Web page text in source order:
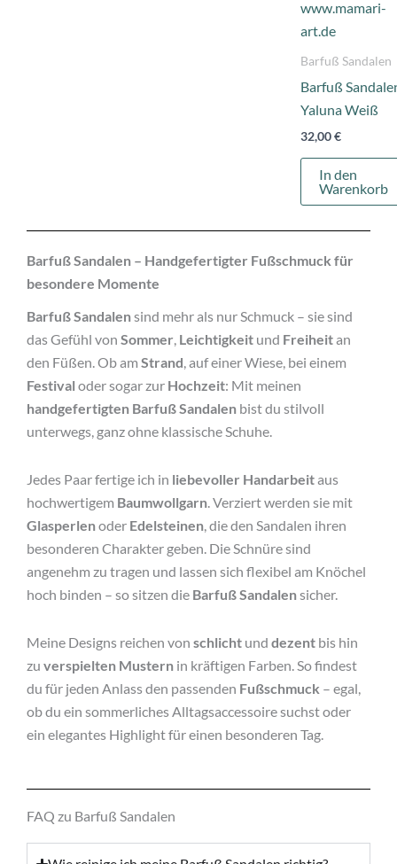
Barfuß Sandalen
Barfuß
Yaluna Weiß
32,00€
In den
Warenkorb
Barfuß Sandalen – Handgefertigter Fußschmuck für
besondere Momente
Barfuß Sandalensind mehr als nur Schmuck – sie sind
das Gefühl von Sommer, Leichtigkeit und Freiheitan
den Füßen. Ob am Strand, auf einer Wiese, bei einem
Festival oder sogar zur Hochzeit: Mit meinen
handgefertigten Barfuß Sandalen bist du stilvoll
unterwegs, ganz ohne klassische Schuhe.
Jedes Paar fertige ich in liebevoller Handarbeitaus
hochwertigem Baumwollgarn. Verziert werden sie mit
Glasperlenoder Edelsteinen, die den Sandalen ihren
besonderen Charakter geben. Die Schnüre sind
angenehm zu tragen und lassen sich flexibel am Knöchel
hoch binden – so sitzen die Barfuß Sandalensicher.
Meine Designs reichen von schlicht und dezent bis hin
zu verspielten Mustern in kräftigen Farben. So findest
du für jeden Anlass den passenden Fußschmuck – egal,
ob du ein sommerliches Alltagsaccessoire suchst oder
ein elegantes Highlight für einen besonderen Tag.
FAQ zu Barfuß Sandalen